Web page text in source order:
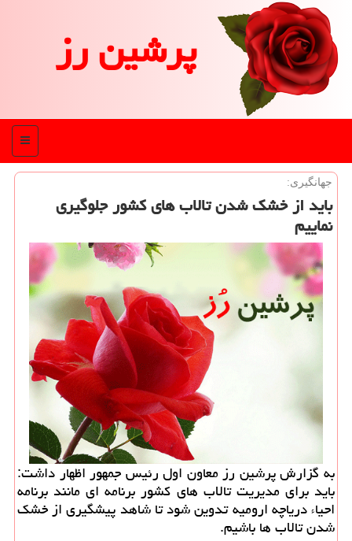
پرشین رز
منو
جهانگیری:
باید از خشك شدن تالاب های كشور جلوگیری
نماییم
به گزارش پرشین رز معاون اول رئیس جمهور اظهار داشت:
باید برای مدیریت تالاب های كشور برنامه ای مانند برنامه
احیاء دریاچه ارومیه تدوین شود تا شاهد پیشگیری از خشك
شدن تالاب ها باشیم.